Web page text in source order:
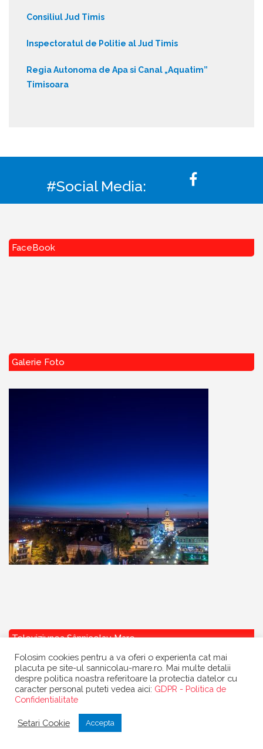
Consiliul Jud Timis
Inspectoratul de Politie al Jud Timis
Regia Autonoma de Apa si Canal „Aquatim”
Timisoara
#Social Media:
FaceBook
Galerie Foto
Televiziunea Sânnicolau Mare
Primaria Sannicolau Mare
gazduit de
Folosim cookies pentru a va oferi o experienta cat mai
placuta pe site-ul sannicolau-mare.ro. Mai multe detalii
despre politica noastra referitoare la protectia datelor cu
caracter personal puteti vedea aici: GDPR - Politica de
Confidentialitate
Setari Cookie Accepta